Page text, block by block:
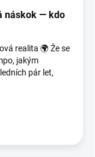
náskok — kdo
realita 🌍 Že se
jakým
pár let,